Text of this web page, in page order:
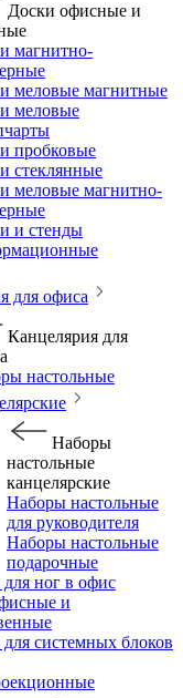
Доски офисные и
магнитно-
меловые магнитные
меловые
пробковые
стеклянные
меловые магнитно-
и стенды
для офиса
Канцелярия для
настольные
Наборы
настольные
канцелярские
Наборы настольные
для руководителя
Наборы настольные
подарочные
ног в офис
и
системных блоков